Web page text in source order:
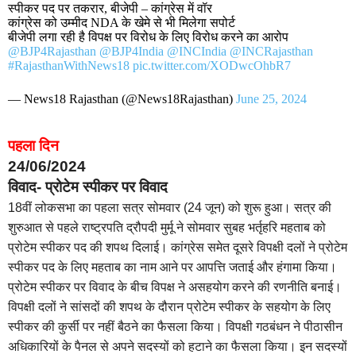
स्पीकर पद पर तकरार, बीजेपी – कांग्रेस में वॉर
कांग्रेस को उम्मीद NDA के खेमे से भी मिलेगा सपोर्ट
बीजेपी लगा रही है विपक्ष पर विरोध के लिए विरोध करने का आरोप
@BJP4Rajasthan @BJP4India @INCIndia @INCRajasthan
#RajasthanWithNews18 pic.twitter.com/XODwcOhbR7
— News18 Rajasthan (@News18Rajasthan) June 25, 2024
पहला दिन
24/06/2024
विवाद- प्रोटेम स्पीकर पर विवाद
18वीं लोकसभा का पहला सत्र सोमवार (24 जून) को शुरू हुआ। सत्र की
शुरुआत से पहले राष्ट्रपति द्रौपदी मुर्मू ने सोमवार सुबह भर्तृहरि महताब को
प्रोटेम स्पीकर पद की शपथ दिलाई। कांग्रेस समेत दूसरे विपक्षी दलों ने प्रोटेम
स्पीकर पद के लिए महताब का नाम आने पर आपत्ति जताई और हंगामा किया।
प्रोटेम स्पीकर पर विवाद के बीच विपक्ष ने असहयोग करने की रणनीति बनाई।
विपक्षी दलों ने सांसदों की शपथ के दौरान प्रोटेम स्पीकर के सहयोग के लिए
स्पीकर की कुर्सी पर नहीं बैठने का फैसला किया। विपक्षी गठबंधन ने पीठासीन
अधिकारियों के पैनल से अपने सदस्यों को हटाने का फैसला किया। इन सदस्यों